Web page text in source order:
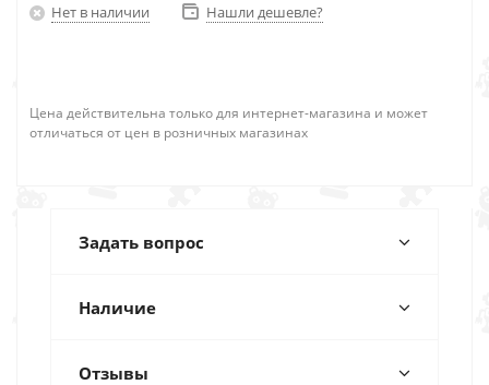
Нет в наличии Нашли дешевле?
Цена действительна только для интернет-магазина и может
отличаться от цен в розничных магазинах
Задать вопрос
Наличие
Отзывы